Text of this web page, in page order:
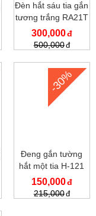
Đèn hắt sáu tia gắn
tương trắng RA21T
300,000
500,000
-30%
Đeng gắn tường
hắt một tia H-121
150,000
215,000